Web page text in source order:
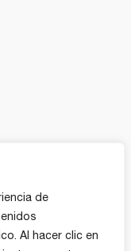
de
Al hacer clic en